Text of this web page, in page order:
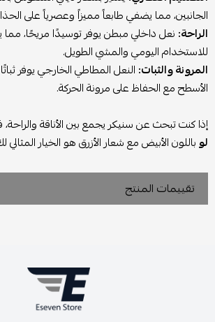
الجانبين، مما يضفي طابعاً مميزاً وعصرياً على
الراحة: نعل داخلي مبطن يوفر توسيدًا مريحًا، مما
للاستخدام اليومي والمشي الطويل.
المرونة والثبات: النعل المطاطي الخارجي يوفر
الأسطح مع الحفاظ على مرونة الحركة.
إذا كنت تبحث عن سنيكر يجمع بين الأناقة والراحة،
لوباللون الأبيض مع شعار الأزرق هو الخيار المثالي
تقييمات المنتج